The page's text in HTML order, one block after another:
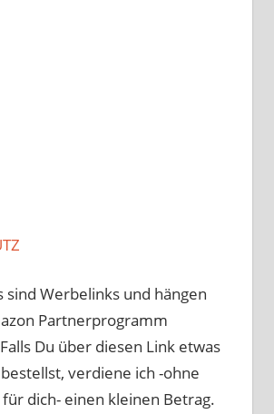
sind Werbelinks und hängen
Partnerprogramm
Du über diesen Link etwas
verdiene ich -ohne
dich- einen kleinen Betrag.